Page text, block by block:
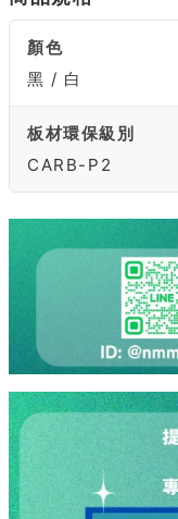
顏色
黑 / 白
板材環保級別
CARB-P2